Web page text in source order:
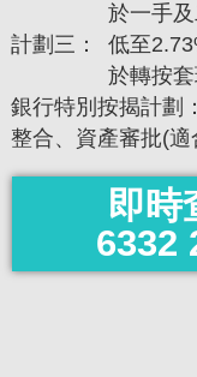
於一手
計劃三：
低至
於轉按
銀行特別按揭計劃
整合、資產審批(
即時
6332